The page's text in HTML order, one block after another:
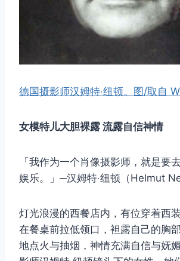
德国摄影师汉姆特‧纽顿。图/取自
女模特儿大胆裸露 流露自信神情
「我作为一个肖像摄影师，就是要
娱乐。」─汉姆特‧纽顿（Helmut
灯光浪漫的西餐店内，有位穿着西
在餐桌前拉低领口，袒露自己的胸
地点火与抽烟，神情充满自信与妩